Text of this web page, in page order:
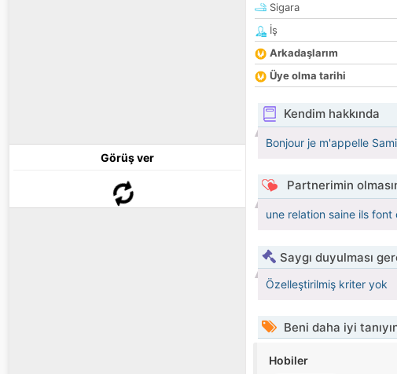
Görüş ver
Sigara
İş
Arkadaşlarım
Üye olma tarihi
Kendim hakkında
Bonjour je m'appelle
Partnerimin
une relation saine ils
Saygı duyulması
Özelleştirilmiş kriter yok
Beni daha iyi
Hobiler